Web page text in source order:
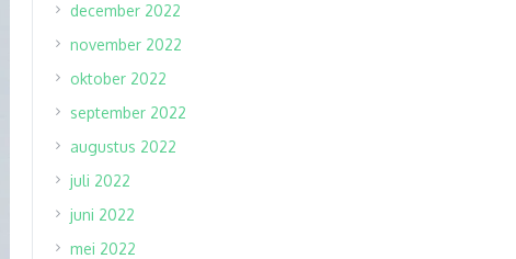
december 2022
november 2022
oktober 2022
september 2022
augustus 2022
juli 2022
juni 2022
mei 2022